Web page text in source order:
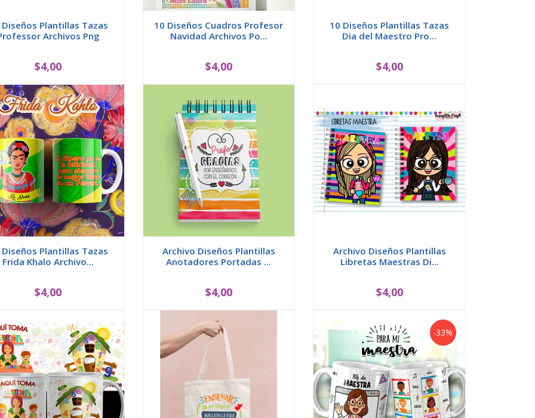
Plantillas Tazas
Archivos Png
$4,00
10 Diseños Cuadros Profesor
Navidad Archivos Po...
$4,00
10 Diseños Plantillas Tazas
Dia del Maestro Pro...
$4,00
Plantillas Tazas
Frida Khalo Archivo...
$4,00
Archivo Diseños Plantillas
Anotadores Portadas ...
$4,00
Archivo Diseños Plantillas
Libretas Maestras Di...
$4,00
-33%